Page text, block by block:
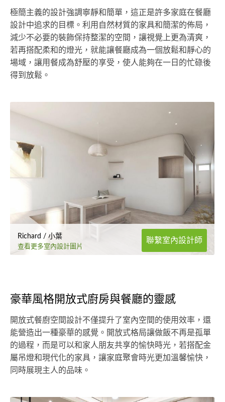
極簡主義的設計強調寧靜和簡單，這正是許多家庭在餐廳
設計中追求的目標。利用自然材質的家具和簡潔的佈局，
減少不必要的裝飾保持整潔的空間，讓視覺上更為清爽，
若再搭配柔和的燈光，就能讓餐廳成為一個放鬆和靜心的
場域，讓用餐成為舒壓的享受，使人能夠在一日的忙碌後
得到放鬆。
Richard / 小葉
查看更多室內設計圖片
聯繫室內設計師
豪華風格開放式廚房與餐廳的靈感
開放式餐廚空間設計不僅提升了室內空間的使用效率，還
能營造出一種豪華的感覺。開放式格局讓做飯不再是孤單
的過程，而是可以和家人朋友共享的愉快時光，若搭配金
屬吊燈和現代化的家具，讓家庭聚會時光更加溫馨愉快，
同時展現主人的品味。